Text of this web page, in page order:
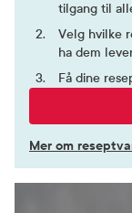
tilgang til
Velg hvilke
ha dem
Få dine
Mer om